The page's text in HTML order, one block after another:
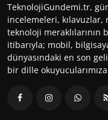
TeknolojiGundemi.tr,
incelemeleri,
teknoloji
itibarıyla; mobil,
dünyasındaki en son
bir dille